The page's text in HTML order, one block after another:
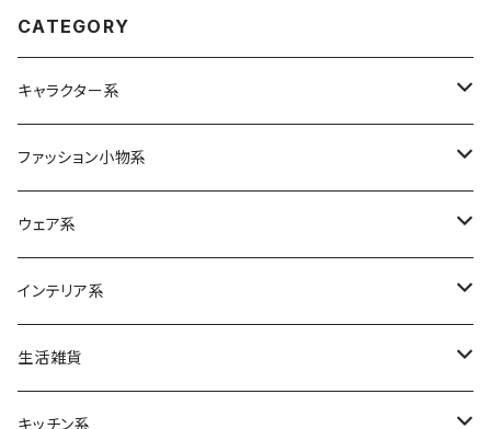
CATEGORY
キャラクター系
Betty Boop
ムーミン
スヌーピー
M&Ms
ベベダヤン
ファッション小物系
バッグ
エコバッグ
各種バッグ
リュック
ポーチ
財布
ウェア系
ボトムス
インテリア系
クッション
ティッシュケース
生活雑貨
日用品
キッチン系